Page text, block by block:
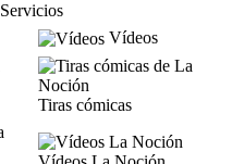
Servicios
Vídeos
Tiras cómicas